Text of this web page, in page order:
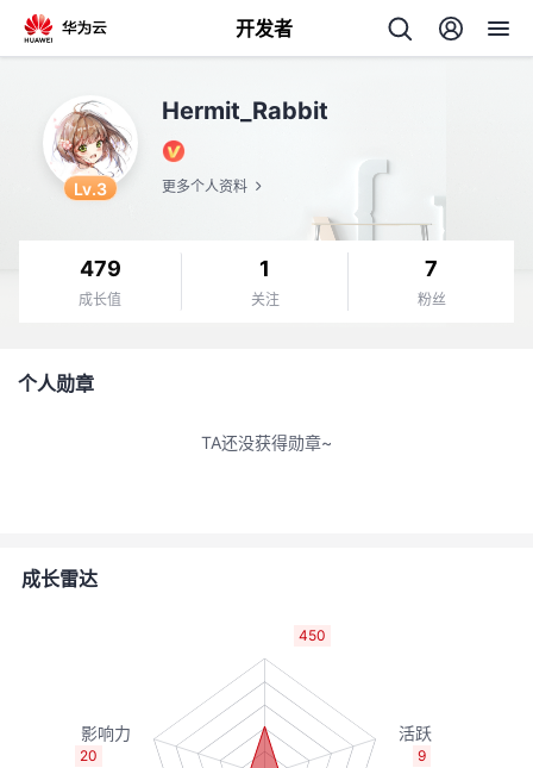
开发者
者
Lv.3
Hermit_Rabbit
更多个人资料
479
成长值
1
关注
7
粉丝
个人勋章
TA还没获得勋章~
成长雷达
450
9
20